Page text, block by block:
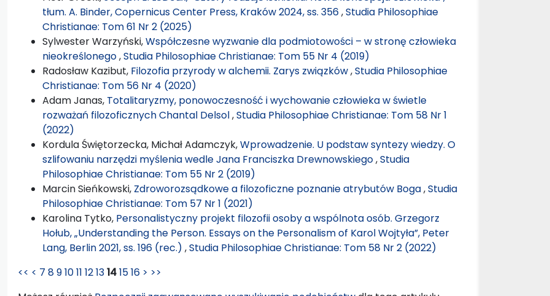
tłum. A. Binder, Copernicus Center Press, Kraków 2024, ss. 356,Studia Philosophiae
Christianae: Tom 61 Nr 2 (2025)
Sylwester Warzyński,Współczesne wyzwanie dla podmiotowości – w stronę człowieka
nieokreślonego,Studia Philosophiae Christianae: Tom 55 Nr 4 (2019)
Radosław Kazibut, Filozofia przyrody w alchemii. Zarys związków,Studia Philosophiae
Christianae: Tom 56 Nr 4 (2020)
Adam Janas, Totalitaryzmy, ponowoczesność i wychowanie człowieka w świetle
rozważań filozoficznych Chantal Delsol,Studia Philosophiae Christianae: Tom 58 Nr 1
(2022)
Kordula Świętorzecka, Michał Adamczyk,Wprowadzenie. U podstaw syntezy wiedzy. O
szlifowaniu narzędzi myślenia wedle Jana Franciszka Drewnowskiego,Studia
Philosophiae Christianae: Tom 55 Nr 2 (2019)
Marcin Sieńkowski, Zdroworozsądkowe a filozoficzne poznanie atrybutów Boga,Studia
Philosophiae Christianae: Tom 57 Nr 1 (2021)
Karolina Tytko, Personalistyczny projekt filozofii osoby a wspólnota osób. Grzegorz
Hołub, „Understanding the Person. Essays on the Personalism of Karol Wojtyła”, Peter
Lang, Berlin 2021, ss. 196 (rec.) ,Studia Philosophiae Christianae: Tom 58 Nr 2 (2022)
<< < 7 891011 1213141516 > >>